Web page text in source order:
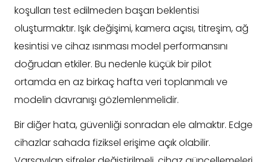
koşulları test edilmeden başarı beklentisi
oluşturmaktır. Işık değişimi, kamera açısı, titreşim, ağ
kesintisi ve cihaz ısınması model performansını
doğrudan etkiler. Bu nedenle küçük bir pilot
ortamda en az birkaç hafta veri toplanmalı ve
modelin davranışı gözlemlenmelidir.
Bir diğer hata, güvenliği sonradan ele almaktır. Edge
cihazlar sahada fiziksel erişime açık olabilir.